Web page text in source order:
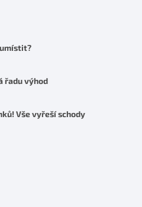
řadu výhod
Vše vyřeší schody